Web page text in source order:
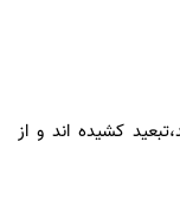
کشیده اند و از